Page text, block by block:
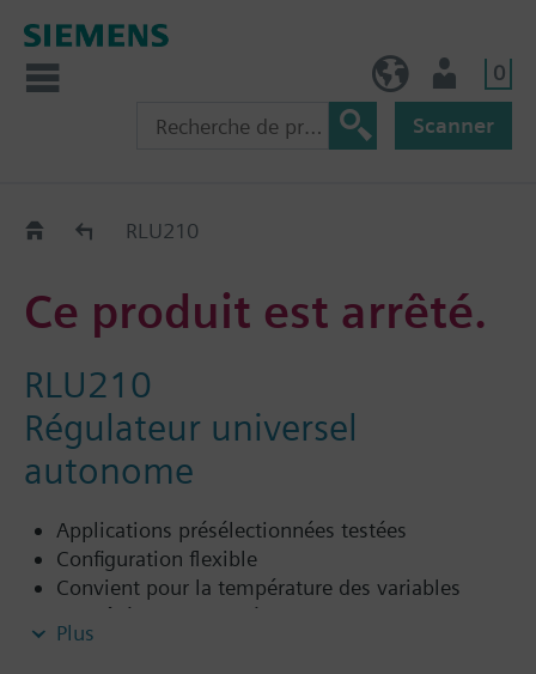
0
Scanner
Old2NewRLU210
Ce produit est arrêté.
RLU210
Régulateur universel
autonome
Applications présélectionnées testées
Configuration flexible
Convient pour la température des variables
contrôlées, l'humidité relative/absolue, la
pression/pression différentielle, le débit d'air, la
Plus